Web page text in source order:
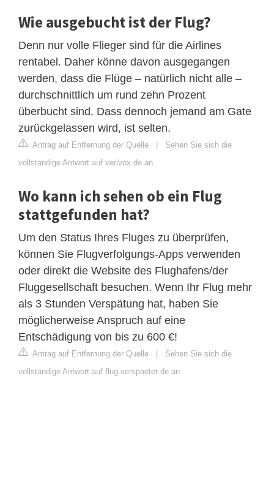
Wie ausgebucht ist der Flug?
Denn nur volle Flieger sind für die Airlines
rentabel. Daher könne davon ausgegangen
werden, dass die Flüge – natürlich nicht alle –
durchschnittlich um rund zehn Prozent
überbucht sind. Dass dennoch jemand am Gate
zurückgelassen wird, ist selten.
Antrag auf Entfernung der Quelle
Sehen Sie sich die
vollständige Antwort auf verivox.de an
Wo kann ich sehen ob ein Flug
stattgefunden hat?
Um den Status Ihres Fluges zu überprüfen,
können Sie Flugverfolgungs-Apps verwenden
oder direkt die Website des Flughafens/der
Fluggesellschaft besuchen. Wenn Ihr Flug mehr
als 3 Stunden Verspätung hat, haben Sie
möglicherweise Anspruch auf eine
Entschädigung von bis zu 600 €!
Antrag auf Entfernung der Quelle
Sehen Sie sich die
vollständige Antwort auf flug-verspaetet.de an